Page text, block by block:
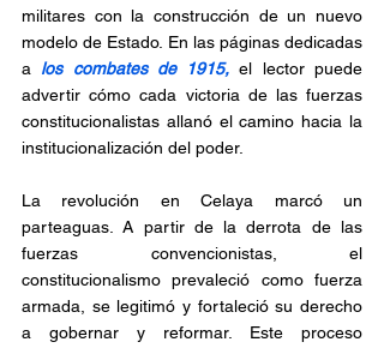
militares con la construcción de un nuevo
modelo de Estado. En las páginas dedicadas
a los combates de 1915, el lector puede
advertir cómo cada victoria de las fuerzas
constitucionalistas allanó el camino hacia la
institucionalización del poder.
La revolución en Celaya marcó un
parteaguas. A partir de la derrota de las
fuerzas convencionistas, el
constitucionalismo prevaleció como fuerza
armada, se legitimó y fortaleció su derecho
a gobernar y reformar. Este proceso